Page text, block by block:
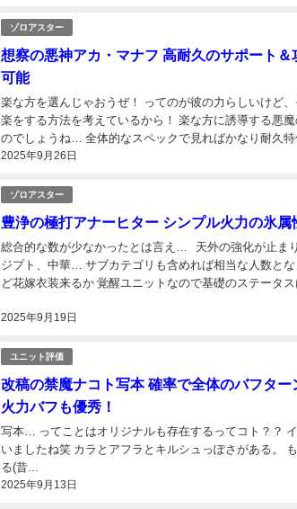
ゾロアスター
想察の悪神アカ・マナフ 高耐久のサポート
可能
2025年9月26日
楽な方を選んじゃおうぜ！ ってのが彼の力らしいけど
楽をする方法を考えているから！ 楽な方に誘導する悪
のでしょうね… 全体的なスペックで見ればかなり耐久特
並み平均と言った感じですね。 防御力が非常に高いのが
ゾロアスター
豊浄の極打アナーヒター シンプル火力の氷属
2025年9月19日
総合的な数が少なかったとは言え… 天外の強化が止ま
ジプト、中華… サブカテゴリも含めれば相当な人数と
ど花嫁衣装来るか 覚醒ユニットなので基礎のステータ
ユニット評価
改稿の禁魔ナコト写本 確率で全体のバフタ
火力バフも優秀！
2025年9月13日
写本… ってことはオリジナルも存在するってコト？？
いましたね笑 カラとアフラとキルシュっぽさがある。
る(昔...